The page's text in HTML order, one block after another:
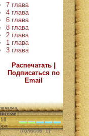
7 глава
4 глава
6 глава
8 глава
2 глава
1 глава
3 глава
Распечатать |
Подписаться по
Email
|
(голосов: 1)